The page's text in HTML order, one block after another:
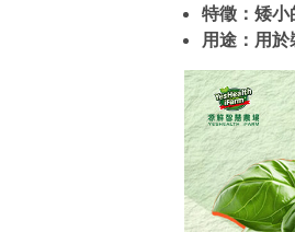
特徵：矮小
用途：用於